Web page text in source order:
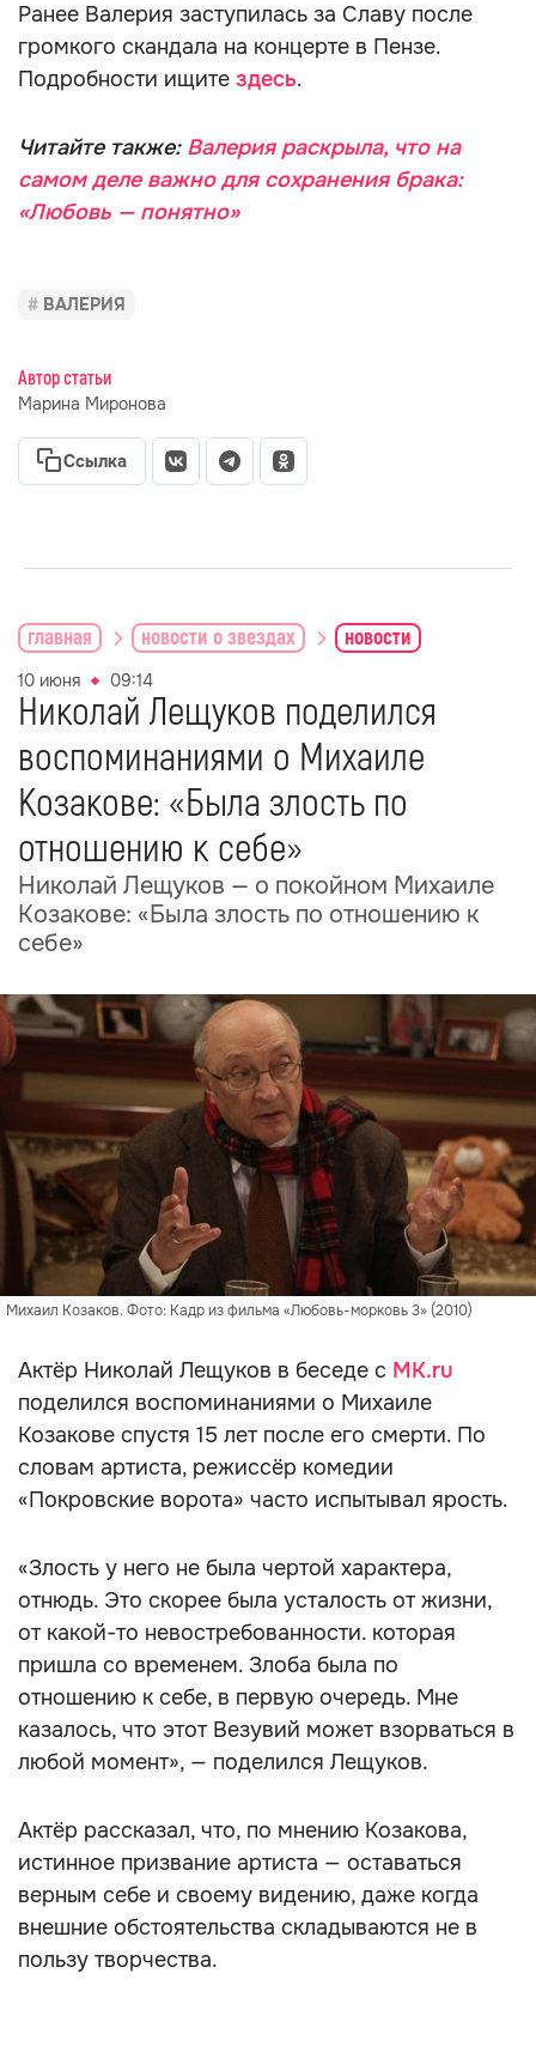
Ранее Валерия заступилась за Славу после
громкого скандала на концерте в Пензе.
Подробности ищите здесь.
Читайте также: Валерия раскрыла, что на
самом деле важно для сохранения брака:
«Любовь — понятно»
ВАЛЕРИЯ
Автор статьи
Марина Миронова
Ссылка
главная новости о звездах новости
10 июня 09:14
Николай Лещуков поделился
воспоминаниями о Михаиле
Козакове: «Была злость по
отношению к себе»
Николай Лещуков — о покойном Михаиле
Козакове: «Была злость по отношению к
себе»
Михаил Козаков. Фото: Кадр из фильма «Любовь-морковь 3» (2010)
Актёр Николай Лещуков в беседе с MK.ru
поделился воспоминаниями о Михаиле
Козакове спустя 15 лет после его смерти. По
словам артиста, режиссёр комедии
«Покровские ворота» часто испытывал ярость.
«Злость у него не была чертой характера,
отнюдь. Это скорее была усталость от жизни,
от какой-то невостребованности. которая
пришла со временем. Злоба была по
отношению к себе, в первую очередь. Мне
казалось, что этот Везувий может взорваться в
любой момент», — поделился Лещуков.
Актёр рассказал, что, по мнению Козакова,
истинное призвание артиста — оставаться
верным себе и своему видению, даже когда
внешние обстоятельства складываются не в
пользу творчества.